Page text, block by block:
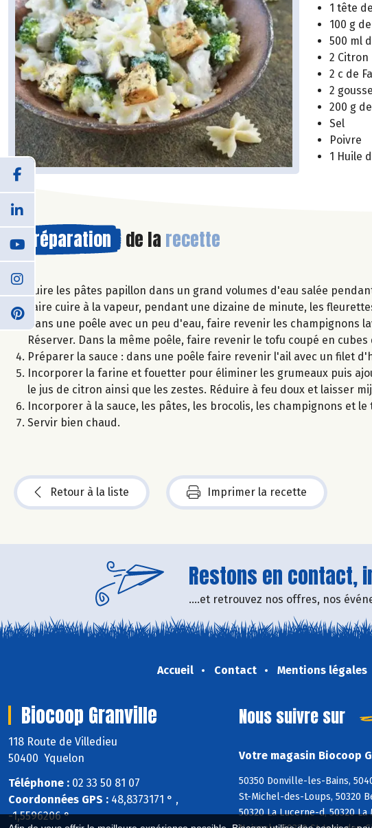
1 tête
100 g
500 ml
2 Citron
2 c de
2
200 g
Sel
Poivre
1 Huile
Préparation de la recette
Cuire les pâtes papillon dans un grand volumes d'eau salée
Faire cuire à la vapeur, pendant une dizaine de minute, les
Dans une poêle avec un peu d'eau, faire revenir les
Réserver. Dans la même poêle, faire revenir le tofu coupé en
Préparer la sauce : dans une poêle faire revenir l'ail avec un filet
Incorporer la farine et fouetter pour éliminer les grumeaux puis
le jus de citron ainsi que les zestes. Réduire à feu doux et laisser
Incorporer à la sauce, les pâtes, les brocolis, les champignons et
Servir bien chaud.
Retour à la liste Imprimer la recette
Restons en contact,
....et retrouvez nos offres, nos
Accueil Contact Mentions légales
Biocoop Granville
118 Route de Villedieu
50400 Yquelon
Téléphone : 02 33 50 81 07
Coordonnées GPS : 48,8373171 ° ,
-1,5596206 °
Nous suivre sur
Votre magasin Biocoop
50350 Donville-les-Bains,
St-Michel-des-Loups, 50320
50320 La Lucerne-d, 50320